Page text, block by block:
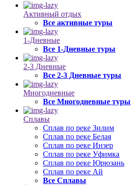
Активный отдых
Все активные туры
1-Дневные
Все 1-Дневные туры
2-3 Дневные
Все 2-3 Дневные туры
Многодневные
Все Многодневные туры
Сплавы
Сплав по реке Зилим
Сплав по реке Белая
Сплав по реке Инзер
Сплав по реке Уфимка
Сплав по реке Юрюзань
Сплав по реке Ай
Все Сплавы